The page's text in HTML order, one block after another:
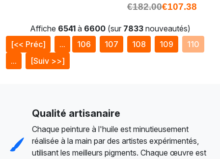
€182.00€107.38
Affiche 6541à 6600(sur 7833nouveautés)
[<< Préc]
... 106 107 108 109
110
...
[Suiv >>]
Qualité artisanaire
Chaque peinture à l'huile est minutieusement
réalisée à la main par des artistes expérimentés,
utilisant les meilleurs pigments. Chaque œuvre est